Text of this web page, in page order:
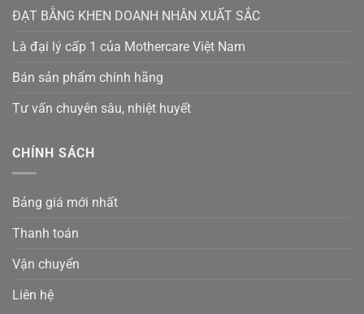
ĐẠT BẰNG KHEN DOANH NHÂN XUẤT SẮC
Là đại lý cấp 1 của Mothercare Việt Nam
Bán sản phẩm chính hãng
Tư vấn chuyên sâu, nhiệt huyết
CHÍNH SÁCH
Bảng giá mới nhất
Thanh toán
Vận chuyển
Liên hệ